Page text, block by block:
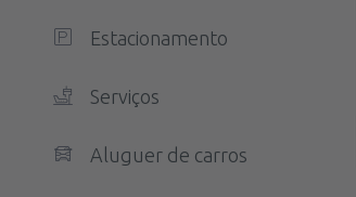
Estacionamento
Serviços
Aluguer de carros